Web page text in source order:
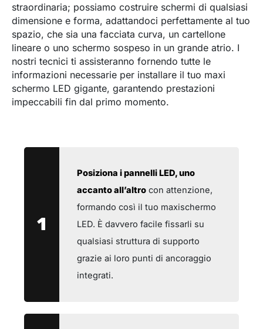
straordinaria; possiamo costruire schermi di qualsiasi
dimensione e forma, adattandoci perfettamente al tuo
spazio, che sia una facciata curva, un cartellone
lineare o uno schermo sospeso in un grande atrio. I
nostri tecnici ti assisteranno fornendo tutte le
informazioni necessarie per installare il tuo maxi
schermo LED gigante, garantendo prestazioni
impeccabili fin dal primo momento.
1
Posiziona i pannelli LED, uno
accanto all’altrocon attenzione,
formando così il tuo maxischermo
LED. È davvero facile fissarli su
qualsiasi struttura di supporto
grazie ai loro punti di ancoraggio
integrati.